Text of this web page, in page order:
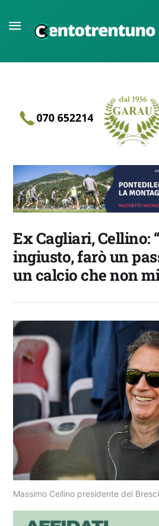
Ex Cagliari, Cellino:
ingiusto, farò un
un calcio che non
Massimo Cellino presidente del